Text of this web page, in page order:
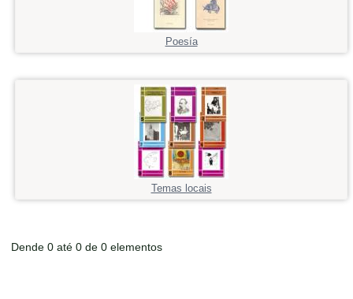
Poesía
Temas locais
Dende 0 até 0 de 0 elementos